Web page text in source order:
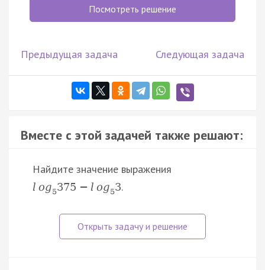
Посмотреть решение
Предыдущая задача Следующая задача
Вместе с этой задачей также решают:
Найдите значение выражения
l og5375 − l og53.